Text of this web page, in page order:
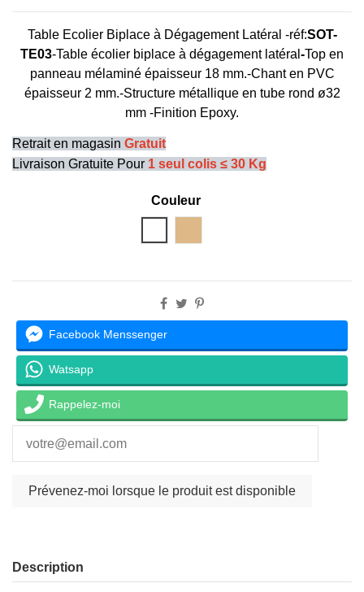
Table Ecolier Biplace à Dégagement Latéral -réf:SOT-
TE03-Table écolier biplace à dégagement latéral -Top en
panneau mélaminé épaisseur 18 mm.-Chant en PVC
épaisseur 2 mm.-Structure métallique en tube rond ø32
mm -Finition Epoxy.
Retrait en magasin Gratuit
Livraison Gratuite Pour 1 seul colis ≤ 30 Kg
Couleur
Facebook Menssenger
Watsapp
Rappelez-moi
Description